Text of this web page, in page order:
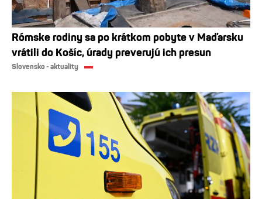
Rómske rodiny sa po krátkom pobyte v Maďarsku
vrátili do Košíc, úrady preverujú ich presun
Slovensko - aktuality